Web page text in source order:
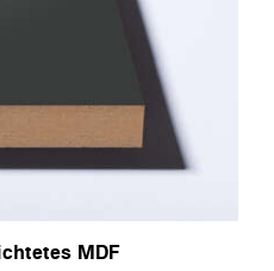
MDF